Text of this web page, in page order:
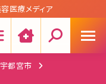
医療メディア
宇都宮市